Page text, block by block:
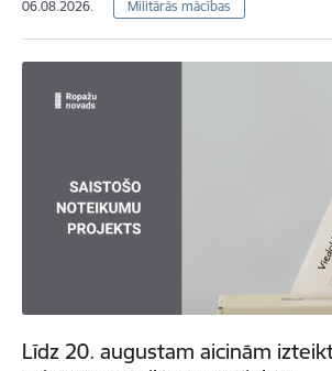
06.08.2026. Militārās mācības
Līdz 20. augustam aicinām